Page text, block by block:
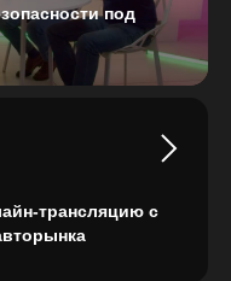
под
трансляцию с